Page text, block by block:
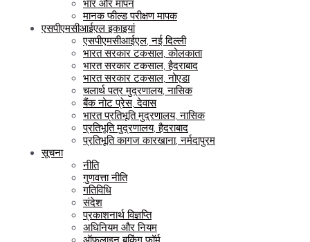
भार और मापन
मानक फील्ड परीक्षण मापक
एसपीएमसीआईएल इकाइयां
एसपीएमसीआईएल, नई दिल्ली
भारत सरकार टकसाल, कोलकाता
भारत सरकार टकसाल, हैदराबाद
भारत सरकार टकसाल, नोएडा
चलार्थ पत्र मुद्रणालय, नासिक
बैंक नोट प्रेस, देवास
भारत प्रतिभूति मुद्रणालय, नासिक
प्रतिभूति मुद्रणालय, हैदराबाद
प्रतिभूति कागज कारखाना, नर्मदापुरम
सूचना
नीति
गुणवत्ता नीति
गतिविधि
संदेश
प्रकाशनार्थ विज्ञप्ति
अधिनियम और नियम
ऑफलाइन बुकिंग फॉर्म